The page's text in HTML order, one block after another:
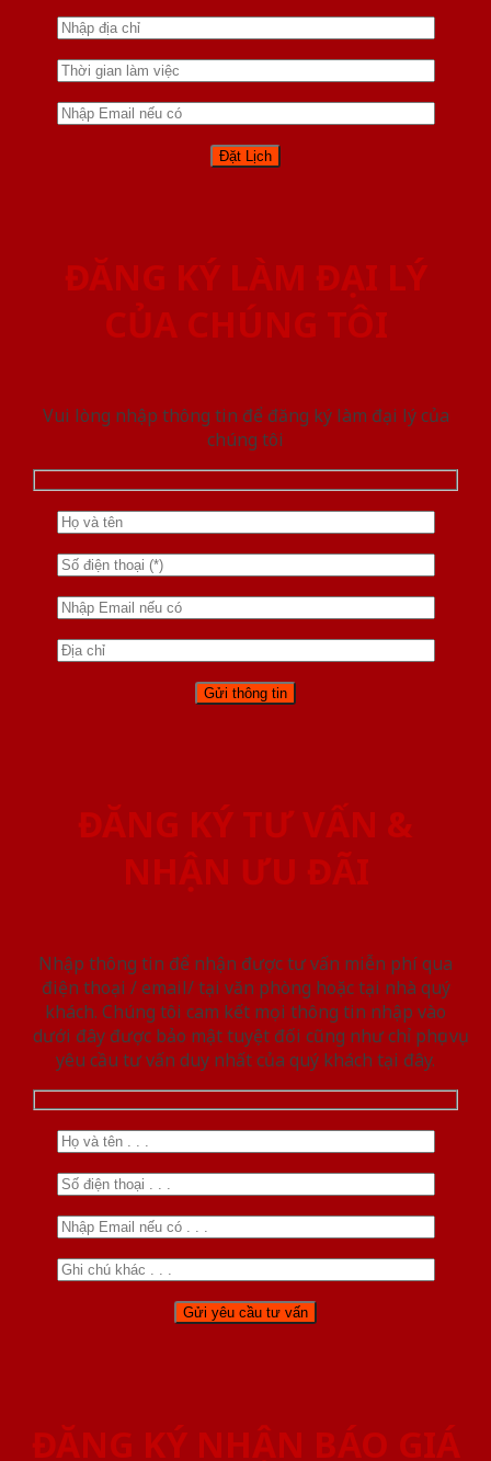
ĐĂNG KÝ LÀM ĐẠI LÝ
CỦA CHÚNG TÔI
Vui lòng nhập thông tin để đăng ký làm đại lý của
chúng tôi
ĐĂNG KÝ TƯ VẤN &
NHẬN ƯU ĐÃI
Nhập thông tin để nhận được tư vấn miễn phí qua
điện thoại / email/ tại văn phòng hoặc tại nhà quý
khách. Chúng tôi cam kết mọi thông tin nhập vào
dưới đây được bảo mật tuyệt đối cũng như chỉ phục vụ
yêu cầu tư vấn duy nhất của quý khách tại đây.
ĐĂNG KÝ NHẬN BÁO GIÁ